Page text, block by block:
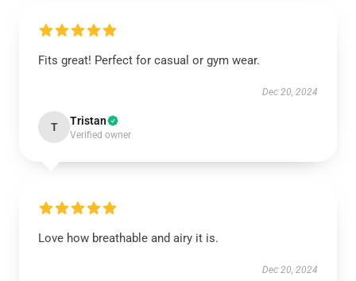
Fits great! Perfect for casual or gym wear.
Dec 20, 2024
T Tristan
Verified owner
Love how breathable and airy it is.
Dec 20, 2024